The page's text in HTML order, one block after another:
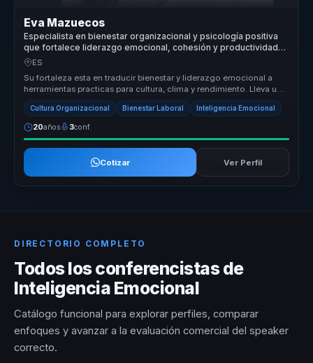
Eva Mazuecos
Especialista en bienestar organizacional y psicología positiva
que fortalece liderazgo emocional, cohesión y productividad
en equipos.
ES
Su fortaleza esta en traducir bienestar y liderazgo emocional a
herramientas practicas para cultura, clima y rendimiento. Lleva una
conve...
Cultura Organizacional Bienestar Laboral Inteligencia Emocional
20años 3conf.
Cotizar Ver Perfil
DIRECTORIO COMPLETO
Todos los conferencistas de
Inteligencia Emocional
Catálogo funcional para explorar perfiles, comparar
enfoques y avanzar a la evaluación comercial del speaker
correcto.